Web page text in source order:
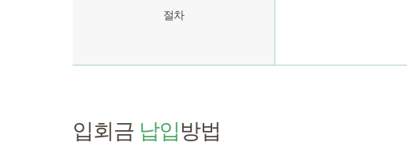
절차
입회금 납입 방법